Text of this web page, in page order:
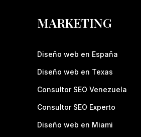
MARKETING
Diseño web en España
Diseño web en Texas
Consultor SEO Venezuela
Consultor SEO Experto
Diseño web en Miami